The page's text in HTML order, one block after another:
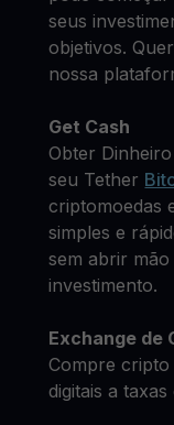
seus
objetivos.
nossa
Get Cash
Obter
seu Tether
criptomoedas
simples e
sem abrir
investimento.
Exchange de
Compre
digitais a